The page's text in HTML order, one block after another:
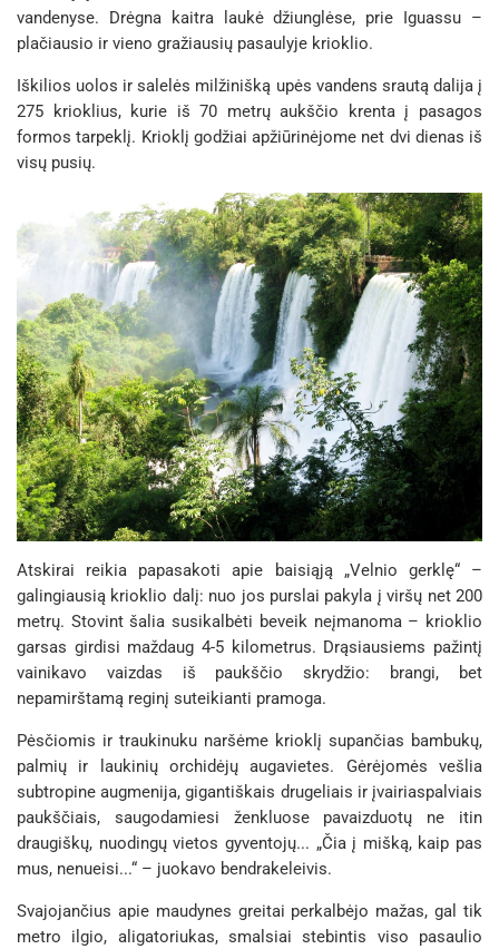
vandenyse. Drėgna kaitra laukė džiunglėse, prie Iguassu –
plačiausio ir vieno gražiausių pasaulyje krioklio.
Iškilios uolos ir salelės milžinišką upės vandens srautą dalija į
275 krioklius, kurie iš 70 metrų aukščio krenta į pasagos
formos tarpeklį. Krioklį godžiai apžiūrinėjome net dvi dienas iš
visų pusių.
Atskirai reikia papasakoti apie baisiąją „Velnio gerklę“ –
galingiausią krioklio dalį: nuo jos purslai pakyla į viršų net 200
metrų. Stovint šalia susikalbėti beveik neįmanoma – krioklio
garsas girdisi maždaug 4-5 kilometrus. Drąsiausiems pažintį
vainikavo vaizdas iš paukščio skrydžio: brangi, bet
nepamirštamą reginį suteikianti pramoga.
Pėsčiomis ir traukinuku naršėme krioklį supančias bambukų,
palmių ir laukinių orchidėjų augavietes. Gėrėjomės vešlia
subtropine augmenija, gigantiškais drugeliais ir įvairiaspalviais
paukščiais, saugodamiesi ženkluose pavaizduotų ne itin
draugiškų, nuodingų vietos gyventojų... „Čia į mišką, kaip pas
mus, nenueisi...“ – juokavo bendrakeleivis.
Svajojančius apie maudynes greitai perkalbėjo mažas, gal tik
metro ilgio, aligatoriukas, smalsiai stebintis viso pasaulio